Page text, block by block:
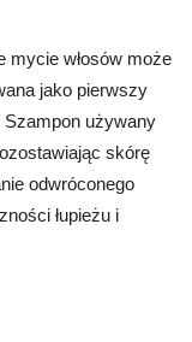
mycie włosów może
jako pierwszy
Szampon używany
skórę
odwróconego
łupieżu i